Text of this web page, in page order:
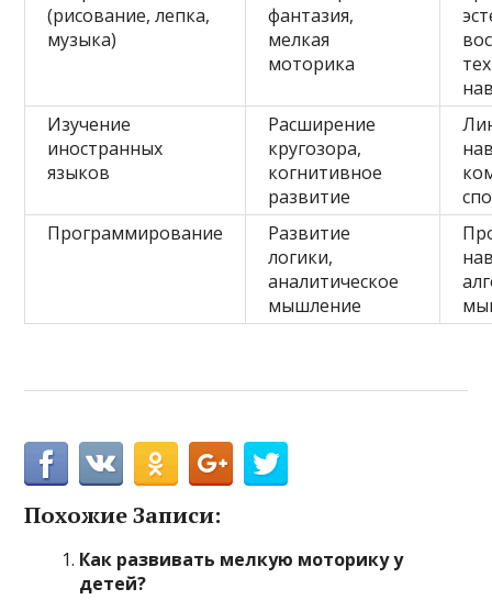
(рисование, лепка,
музыка)
фантазия,
мелкая
моторика
Изучение
иностранных
языков
Расширение
кругозора,
когнитивное
развитие
Программирование
Развитие
логики,
аналитическое
мышление
Похожие Записи:
Как развивать мелкую моторику у
детей?